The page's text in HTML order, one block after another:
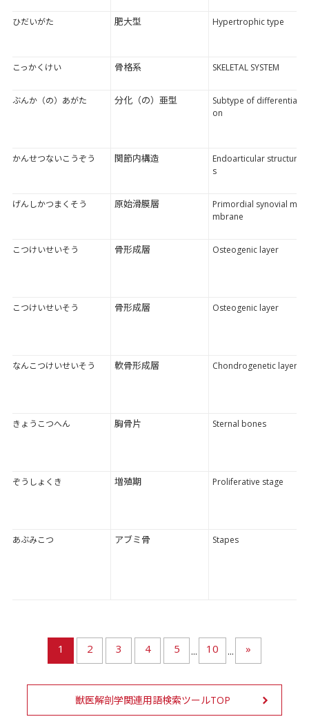
ひだいがた 肥大型 Hypertrophic type
こっかくけい 骨格系 SKELETAL SYSTEM
ぶんか（の）あがた 分化（の）亜型
Subtype of differentiati
on
かんせつないこうぞう 関節内構造
Endoarticular structure
s
げんしかつまくそう 原始滑膜層
Primordial synovial me
mbrane
こつけいせいそう 骨形成層 Osteogenic layer
こつけいせいそう 骨形成層 Osteogenic layer
なんこつけいせいそう 軟骨形成層 Chondrogenetic layer
きょうこつへん 胸骨片 Sternal bones
ぞうしょくき 増殖期 Proliferative stage
あぶみこつ アブミ骨 Stapes
1 2 3 4 5 ... 10 ... »
獣医解剖学関連用語検索ツールTOP